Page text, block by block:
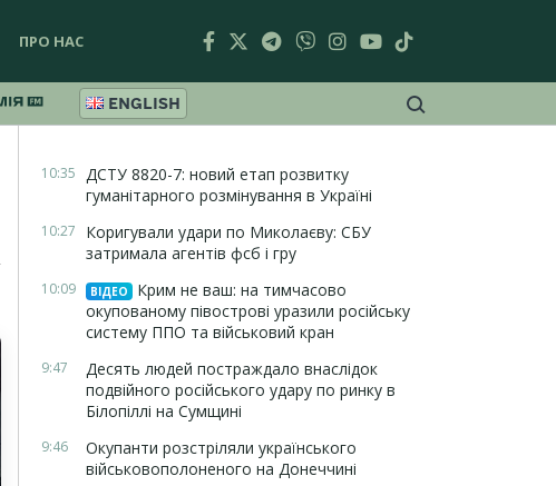
ПРО НАС
ENGLISH
10:35 ДСТУ 8820-7: новий етап розвитку
гуманітарного розмінування в Україні
10:27
Коригували удари по Миколаєву: СБУ
затримала агентів фсб і гру
10:09 ВІДЕО
Крим не ваш: на тимчасово
окупованому півострові уразили російську
систему ППО та військовий кран
9:47
Десять людей постраждало внаслідок
подвійного російського удару по ринку в
Білопіллі на Сумщині
9:46
Окупанти розстріляли українського
військовополоненого на Донеччині